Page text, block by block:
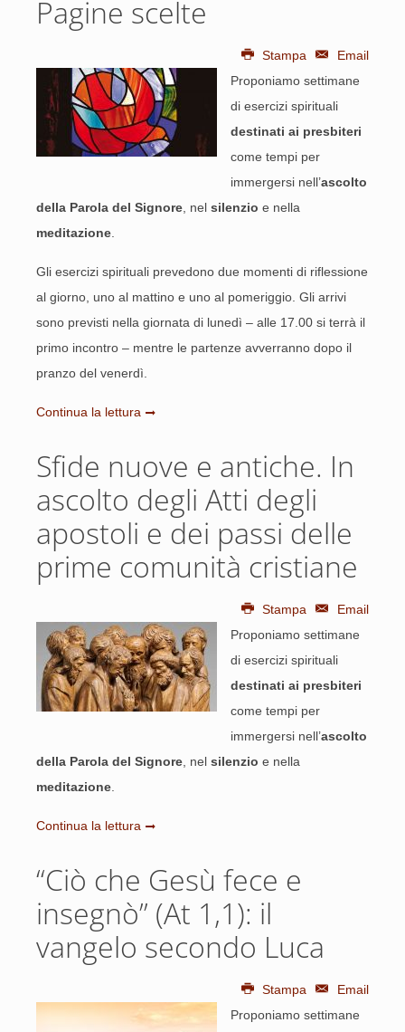
Pagine scelte
Stampa
Email
Proponiamo settimane
di esercizi spirituali
destinati ai presbiteri
come tempi per
immergersi nell’ascolto
della Parola del Signore , nel silenzio e nella
meditazione
Gli esercizi spirituali prevedono due momenti di riflessione
al giorno, uno al mattino e uno al pomeriggio. Gli arrivi
sono previsti nella giornata di lunedì – alle 17.00 si terrà il
primo incontro – mentre le partenze avverranno dopo il
pranzo del venerdì.
Continua la lettura
Sfide nuove e antiche. In
ascolto degli Atti degli
apostoli e dei passi delle
prime comunità cristiane
Stampa
Email
Proponiamo settimane
di esercizi spirituali
destinati ai presbiteri
come tempi per
immergersi nell’ascolto
della Parola del Signore , nel silenzio e nella
meditazione
Continua la lettura
“Ciò che Gesù fece e
insegnò” (At 1,1): il
vangelo secondo Luca
Stampa
Email
Proponiamo settimane